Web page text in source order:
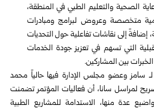
الصحية والتعليم الطبي في المنطقة،
متخصصة وعروض لبرامج ومبادرات
إضافةً إلى نقاشات تفاعلية حول التحديات
التي تسهم في تعزيز جودة الخدمات
بين المشاركين.
سامز وعضو مجلس الإدارة فيها حالياً محمد
لمراسل سانا، أن فعاليات المؤتمر تضمنت
عدة منها، الاستدامة للمشاريع الطبية